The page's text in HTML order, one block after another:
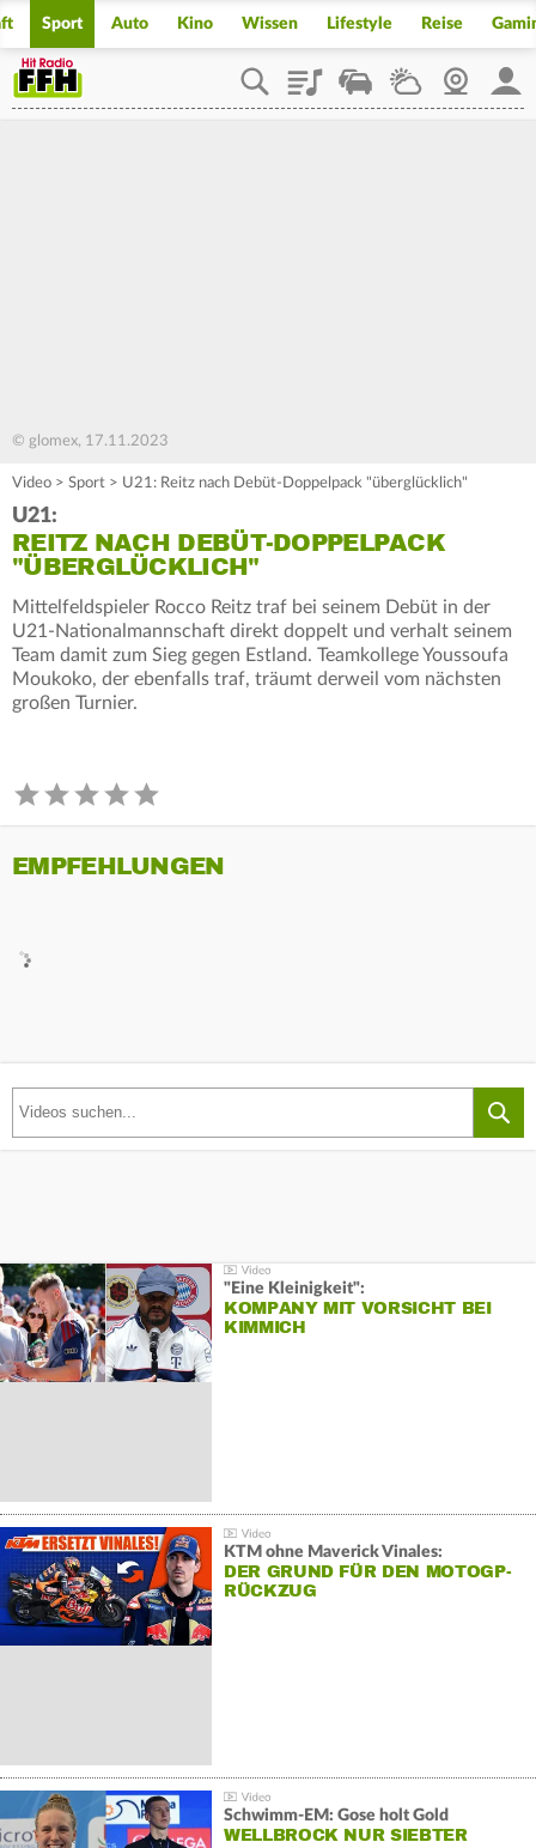
Sport Auto Kino Wissen Lifestyle Reise
PlaylistStaupilotWetterWebcam
© glomex, 17.11.2023
Video > Sport > U21: Reitz nach Debüt-Doppelpack "überglücklich"
U21:
REITZ NACH DEBÜT-DOPPELPACK
"ÜBERGLÜCKLICH"
Mittelfeldspieler Rocco Reitz traf bei seinem Debüt in der
U21-Nationalmannschaft direkt doppelt und verhalt seinem
Team damit zum Sieg gegen Estland. Teamkollege Youssoufa
Moukoko, der ebenfalls traf, träumt derweil vom nächsten
großen Turnier.
EMPFEHLUNGEN
"Eine Kleinigkeit":
KOMPANY MIT VORSICHT BEI
KIMMICH
KTM ohne Maverick Vinales:
DER GRUND FÜR DEN MOTOGP-
RÜCKZUG
Schwimm-EM: Gose holt Gold
WELLBROCK NUR SIEBTER